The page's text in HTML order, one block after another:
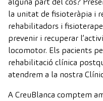
la unitat de fisioteràpia i
rehabilitadors i
prevenir i recuperar
locomotor. Els pacients
rehabilitació clínica
atendrem a la nostra
A CreuBlanca comptem